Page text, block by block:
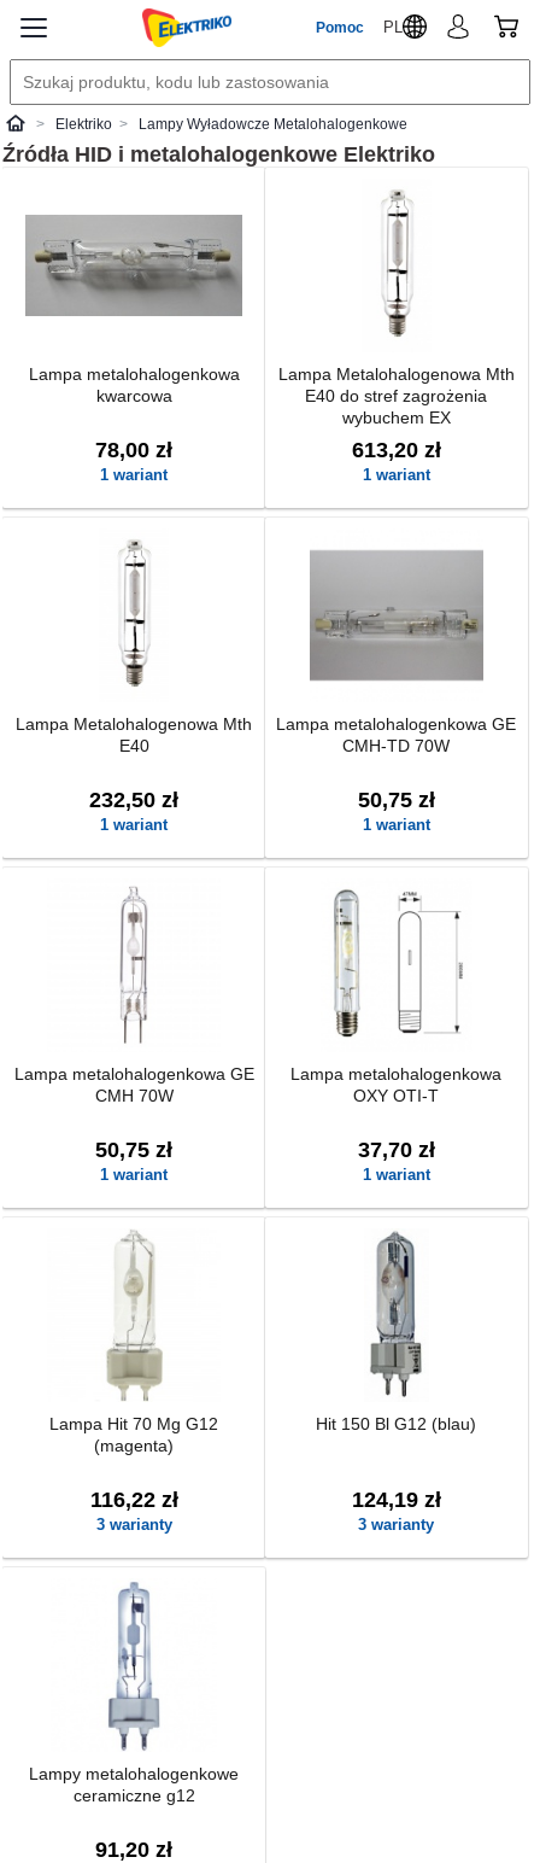
Pomoc PL
ElektrikoElektriko Lampy Wyładowcze Metalohalogenkowe
Źródła HID i metalohalogenkowe Elektriko
Lampa metalohalogenkowa
kwarcowa
78,00 zł
1 wariant
Lampa Metalohalogenowa Mth
E40 do stref zagrożenia
wybuchem EX
613,20 zł
1 wariant
Lampa Metalohalogenowa Mth
E40
232,50 zł
1 wariant
Lampa metalohalogenkowa GE
CMH-TD 70W
50,75 zł
1 wariant
Lampa metalohalogenkowa GE
CMH 70W
50,75 zł
1 wariant
Lampa metalohalogenkowa
OXY OTI-T
37,70 zł
1 wariant
Lampa Hit 70 Mg G12
(magenta)
116,22 zł
3 warianty
Hit 150 Bl G12 (blau)
124,19 zł
3 warianty
Lampy metalohalogenkowe
ceramiczne g12
91,20 zł